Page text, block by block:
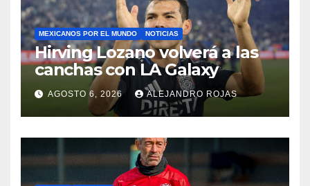
MEXICANOS POR EL MUNDO NOTICIAS
Hirving Lozano volverá a las
canchas con LA Galaxy
AGOSTO 6, 2026 ALEJANDRO ROJAS